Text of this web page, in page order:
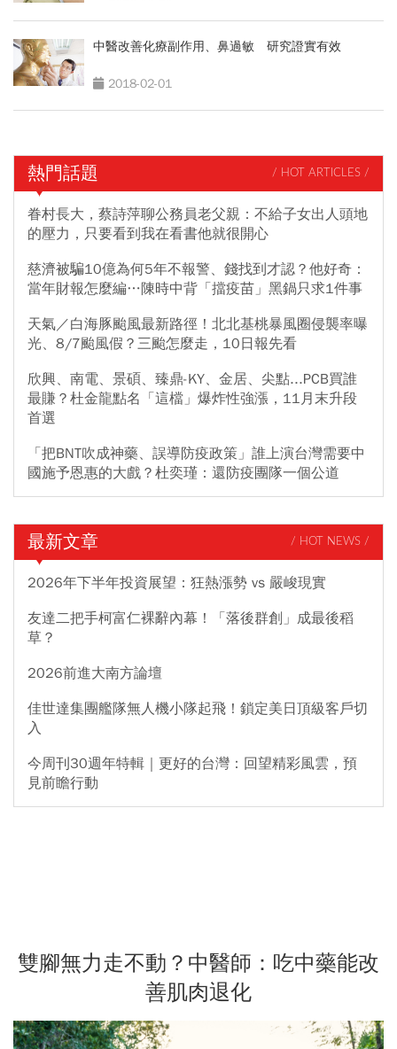
中醫改善化療副作用、鼻過敏 研究證實有效
2018-02-01
熱門話題 / HOT ARTICLES /
眷村長大，蔡詩萍聊公務員老父親：不給子女出人頭地
的壓力，只要看到我在看書他就很開心
慈濟被騙10億為何5年不報警、錢找到才認？他好奇：
當年財報怎麼編…陳時中背「擋疫苗」黑鍋只求1件事
天氣／白海豚颱風最新路徑！北北基桃暴風圈侵襲率曝
光、8/7颱風假？三颱怎麼走，10日報先看
欣興、南電、景碩、臻鼎-KY、金居、尖點...PCB買誰
最賺？杜金龍點名「這檔」爆炸性強漲，11月末升段
首選
「把BNT吹成神藥、誤導防疫政策」誰上演台灣需要中
國施予恩惠的大戲？杜奕瑾：還防疫團隊一個公道
最新文章 / HOT NEWS /
2026年下半年投資展望：狂熱漲勢 vs 嚴峻現實
友達二把手柯富仁裸辭內幕！「落後群創」成最後稻
草？
2026前進大南方論壇
佳世達集團艦隊無人機小隊起飛！鎖定美日頂級客戶切
入
今周刊30週年特輯｜更好的台灣：回望精彩風雲，預
見前瞻行動
雙腳無力走不動？中醫師：吃中藥能改
善肌肉退化